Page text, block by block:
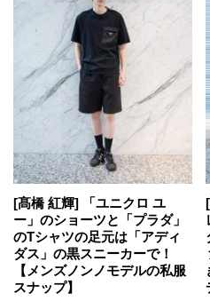
[髙橋 紅輝] 「ユニクロ ユ
ー」のショーツと「プラダ」
のTシャツの足元は「アディ
ダス」の黒スニーカーで！
【メンズノンノモデルの私服
スナップ】